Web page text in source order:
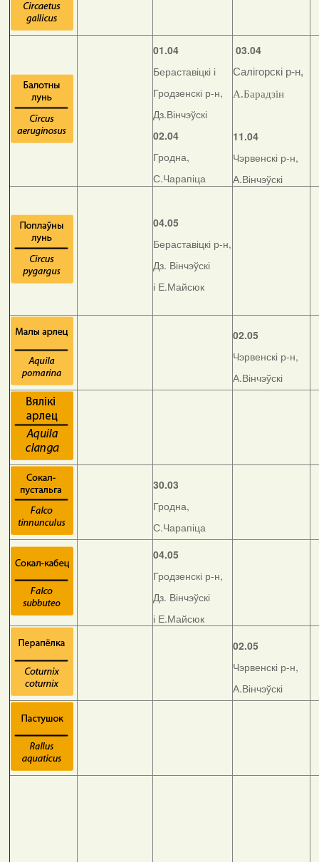
01.04
Бераставіцкі і
Гродзенскі р-н,
Дз.Вінчэўскі
02.04
Гродна,
С.Чарапіца
03.04
Салігорскі р-н,
А.Барадзін
11.04
Чэрвенскі р-н,
А.Вінчэўскі
04.05
Бераставіцкі р-н,
Дз. Вінчэўскі
і Е.Майсюк
02.05
Чэрвенскі р-н,
А.Вінчэўскі
30.03
Гродна,
С.Чарапіца
04.05
Гродзенскі р-н,
Дз. Вінчэўскі
і Е.Майсюк
02.05
Чэрвенскі р-н,
А.Вінчэўскі